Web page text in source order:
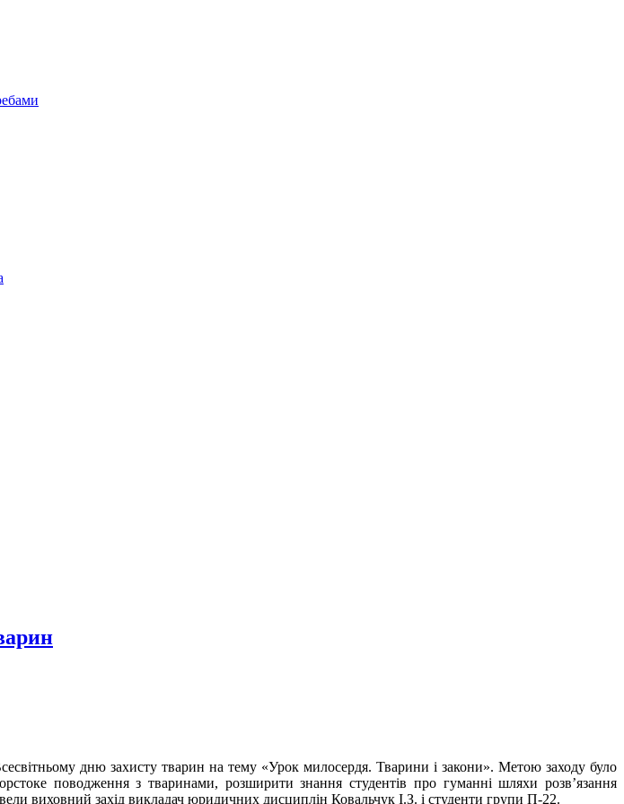
дню захисту тварин на тему «Урок милосердя. Тварини і закони». Метою заходу було
поводження з тваринами, розширити знання студентів про гуманні шляхи розв’язання
виховний захід викладач юридичних дисциплін Ковальчук І.З. і студенти групи П-22.